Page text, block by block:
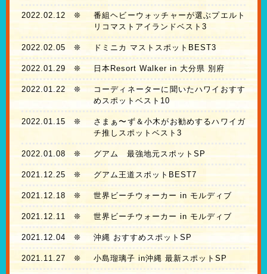
2022.02.12 ❊
番組ヘビーウォッチャーが選ぶプエルト
リコマストアイランドベスト3
2022.02.05 ❊ ドミニカ マストスポットBEST3
2022.01.29 ❊ 日本Resort Walker in 大分県 別府
2022.01.22❊
コーディネーターに聞いたハワイおすす
めスポットベスト10
2022.01.15 ❊
さまぁ〜ず＆小木がお勧めするハワイガ
チ推しスポットベスト3
2022.01.08❊ グアム 最強地元スポットSP
2021.12.25 ❊ グアム王道スポットBEST7
2021.12.18 ❊ 世界ビーチウォーカー in モルディブ
2021.12.11 ❊ 世界ビーチウォーカー in モルディブ
2021.12.04 ❊ 沖縄 おすすめスポットSP
2021.11.27 ❊ 小島瑠璃子 in沖縄 最新スポットSP